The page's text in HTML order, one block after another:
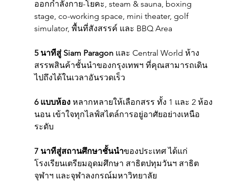
ออกกำลังกาย-โยคะ, steam & sauna, boxing
stage, co-working space, mini theater, golf
simulator, พื้นที่สังสรรค์ และ BBQ Area
5 นาทีสู่ Siam Paragon และ Central World ห้าง
สรรพสินค้าชั้นนำของกรุงเทพฯ ที่คุณสามารถเดิน
ไปถึงได้ในเวลาอันรวดเร็ว
6 แบบห้อง หลากหลายให้เลือกสรร ทั้ง 1 และ 2 ห้อง
นอน เข้าใจทุกไลฟ์สไตล์การอยู่อาศัยอย่างเหนือ
ระดับ
7 นาทีสู่สถานศึกษาชั้นนำของประเทศ ได้แก่
โรงเรียนเตรียมอุดมศึกษา สาธิตปทุมวันฯ สาธิต
จุฬาฯ และจุฬาลงกรณ์มหาวิทยาลัย